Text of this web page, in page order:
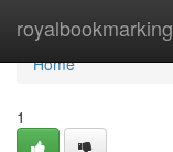
royalbookmarking
Home
Home
1